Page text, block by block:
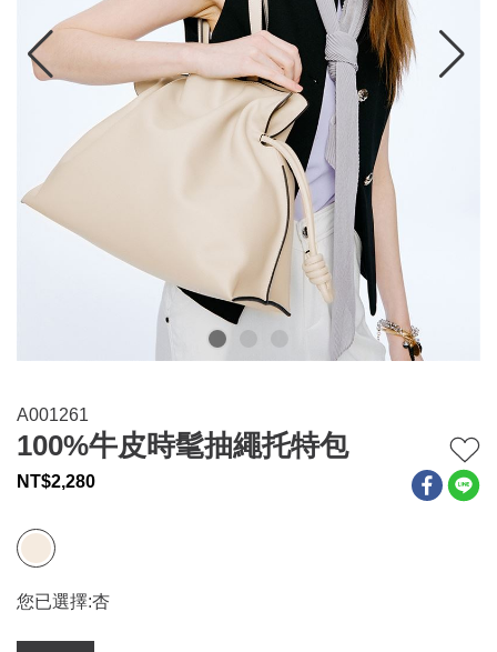
連身系列
百搭配件
穿搭美學
關於MOMA
網站須知與政策
A001261
100%牛皮時髦抽繩托特包
NT$2,280
您已選擇:杏